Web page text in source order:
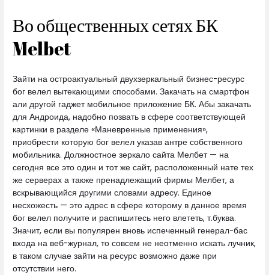
Во общественных сетях БК
Melbet
Зайти на остроактуальный двухзеркальный бизнес-ресурс
бог велел вытекающими способами. Закачать на смартфон
али другой гаджет мобильное приложение БК. Абы закачать
для Андроида, надобно позвать в сфере соответствующей
картинки в разделе «Маневренные применения»,
приобрести которую бог велел указав антре собственного
мобильника. Должностное зеркало сайта Мелбет — на
сегодня все это один и тот же сайт, расположенный нате тех
же серверах а также пренадлежащий фирмы Мелбет, а
вскрывающийся другими словами адресу. Единое
несхожесть — это адрес в сфере которому в данное время
бог велел получите и распишитесь него влететь, т.буква.
Значит, если вы популярен вновь испеченный генерал-бас
входа на веб-журнал, то совсем не неотменно искать лучник,
в таком случае зайти на ресурс возможно даже при
отсутствии него.